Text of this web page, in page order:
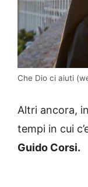
Che Dio ci aiuti
Altri ancora,
tempi in cui
Guido Corsi.